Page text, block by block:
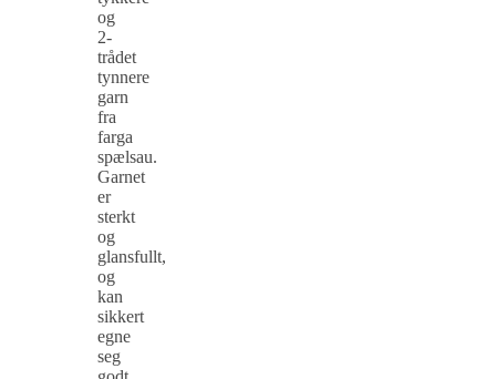
og
2-
trådet
tynnere
garn
fra
farga
spælsau.
Garnet
er
sterkt
og
glansfullt,
og
kan
sikkert
egne
seg